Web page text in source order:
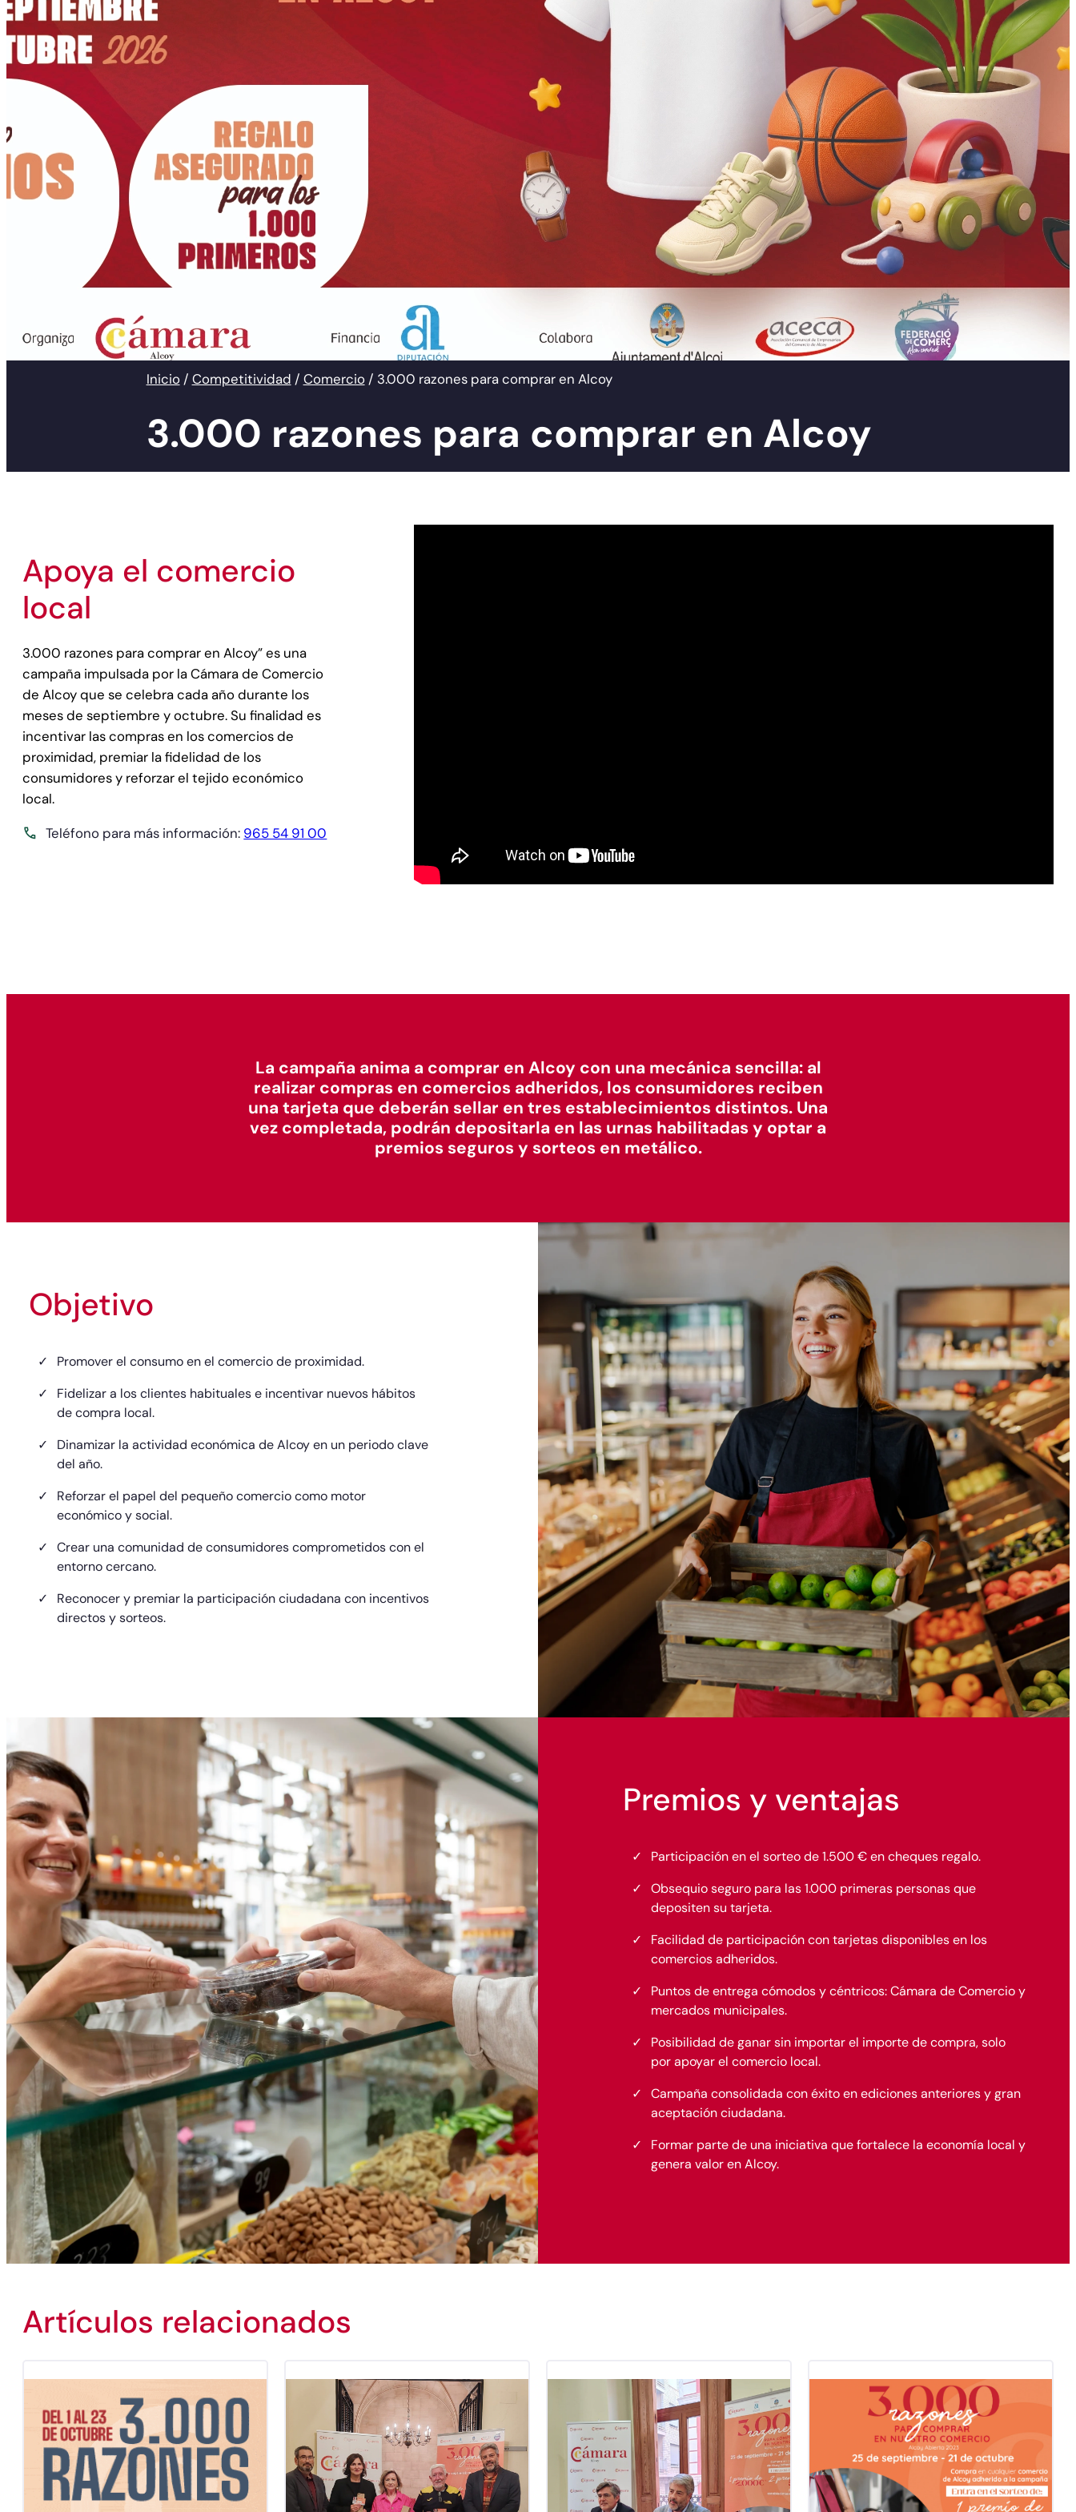
Inicio / Competitividad / Comercio / 3.000 razones para comprar en Alcoy
3.000 razones para comprar en Alcoy
Apoya el comercio
local
3.000 razones para comprar en Alcoy” es una
campaña impulsada por la Cámara de Comercio
de Alcoy que se celebra cada año durante los
meses de septiembre y octubre. Su finalidad es
incentivar las compras en los comercios de
proximidad, premiar la fidelidad de los
consumidores y reforzar el tejido económico
local.
Teléfono para más información: 965 54 91 00
La campaña anima a comprar en Alcoy con una mecánica sencilla: al
realizar compras en comercios adheridos, los consumidores reciben
una tarjeta que deberán sellar en tres establecimientos distintos. Una
vez completada, podrán depositarla en las urnas habilitadas y optar a
premios seguros y sorteos en metálico.
Objetivo
Promover el consumo en el comercio de proximidad.
Fidelizar a los clientes habituales e incentivar nuevos hábitos
de compra local.
Dinamizar la actividad económica de Alcoy en un periodo clave
del año.
Reforzar el papel del pequeño comercio como motor
económico y social.
Crear una comunidad de consumidores comprometidos con el
entorno cercano.
Reconocer y premiar la participación ciudadana con incentivos
directos y sorteos.
Premios y ventajas
Participación en el sorteo de 1.500 € en cheques regalo.
Obsequio seguro para las 1.000 primeras personas que
depositen su tarjeta.
Facilidad de participación con tarjetas disponibles en los
comercios adheridos.
Puntos de entrega cómodos y céntricos: Cámara de Comercio y
mercados municipales.
Posibilidad de ganar sin importar el importe de compra, solo
por apoyar el comercio local.
Campaña consolidada con éxito en ediciones anteriores y gran
aceptación ciudadana.
Formar parte de una iniciativa que fortalece la economía local y
genera valor en Alcoy.
Artículos relacionados